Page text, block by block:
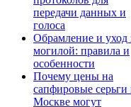
передачи данных и
голоса
Обрамление и уход
могилой: правила и
особенности
Почему цены на
сапфировые серьги
Москве могут